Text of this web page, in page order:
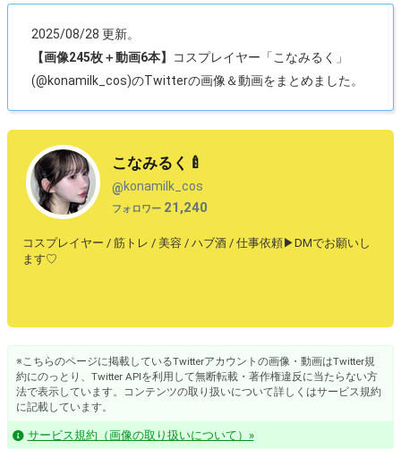
2025/08/28 更新。
【画像245枚＋動画6本】
コスプレイヤー「こなみるく」
(@konamilk_cos)のTwitterの画像＆動画をまとめました。
こなみるく🍼
@konamilk_cos
フォロワー 21,240
コスプレイヤー / 筋トレ / 美容 / ハブ酒 / 仕事依頼▶︎DMでお願いし
ます♡
※こちらのページに掲載しているTwitterアカウントの画像・動画はTwitter規
約にのっとり、Twitter APIを利用して無断転載・著作権違反に当たらない方
法で表示しています。コンテンツの取り扱いについて詳しくはサービス規約
に記載しています。
サービス規約（画像の取り扱いについて）»